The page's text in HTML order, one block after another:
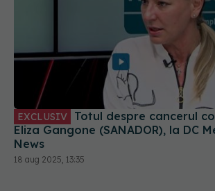
EXCLUSIV
Eliza Gangone (SANADOR), la DC
News
18 aug 2025, 13:35